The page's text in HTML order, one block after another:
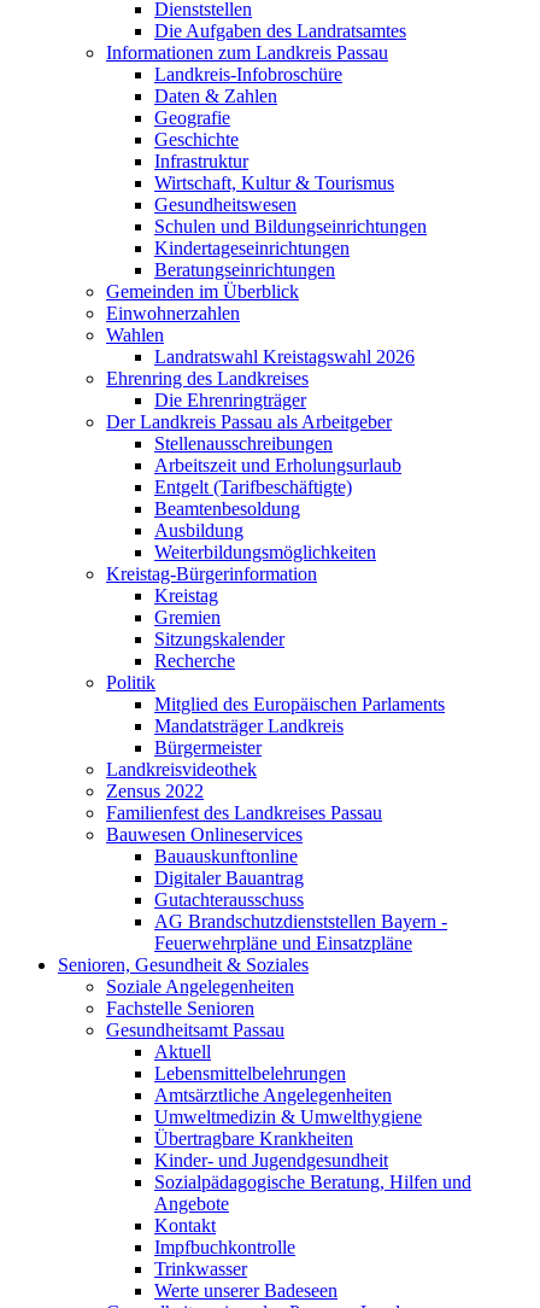
Dienststellen
Die Aufgaben des Landratsamtes
Informationen zum Landkreis Passau
Landkreis-Infobroschüre
Daten & Zahlen
Geografie
Geschichte
Infrastruktur
Wirtschaft, Kultur & Tourismus
Gesundheitswesen
Schulen und Bildungseinrichtungen
Kindertageseinrichtungen
Beratungseinrichtungen
Gemeinden im Überblick
Einwohnerzahlen
Wahlen
Landratswahl Kreistagswahl 2026
Ehrenring des Landkreises
Die Ehrenringträger
Der Landkreis Passau als Arbeitgeber
Stellenausschreibungen
Arbeitszeit und Erholungsurlaub
Entgelt (Tarifbeschäftigte)
Beamtenbesoldung
Ausbildung
Weiterbildungsmöglichkeiten
Kreistag-Bürgerinformation
Kreistag
Gremien
Sitzungskalender
Recherche
Politik
Mitglied des Europäischen Parlaments
Mandatsträger Landkreis
Bürgermeister
Landkreisvideothek
Zensus 2022
Familienfest des Landkreises Passau
Bauwesen Onlineservices
Bauauskunftonline
Digitaler Bauantrag
Gutachterausschuss
AG Brandschutzdienststellen Bayern -
Feuerwehrpläne und Einsatzpläne
Senioren, Gesundheit & Soziales
Soziale Angelegenheiten
Fachstelle Senioren
Gesundheitsamt Passau
Aktuell
Lebensmittelbelehrungen
Amtsärztliche Angelegenheiten
Umweltmedizin & Umwelthygiene
Übertragbare Krankheiten
Kinder- und Jugendgesundheit
Sozialpädagogische Beratung, Hilfen und
Angebote
Kontakt
Impfbuchkontrolle
Trinkwasser
Werte unserer Badeseen